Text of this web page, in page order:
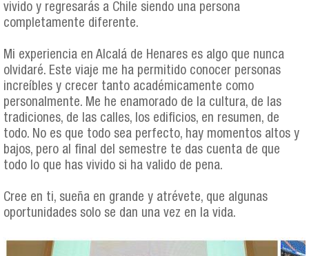
vivido y regresarás a Chile siendo una persona
completamente diferente.
Mi experiencia en Alcalá de Henares es algo que nunca
olvidaré. Este viaje me ha permitido conocer personas
increíbles y crecer tanto académicamente como
personalmente. Me he enamorado de la cultura, de las
tradiciones, de las calles, los edificios, en resumen, de
todo. No es que todo sea perfecto, hay momentos altos y
bajos, pero al final del semestre te das cuenta de que
todo lo que has vivido si ha valido de pena.
Cree en ti, sueña en grande y atrévete, que algunas
oportunidades solo se dan una vez en la vida.